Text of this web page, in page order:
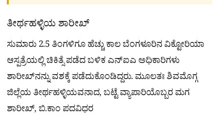
ತೀರ್ಥಹಳ್ಳಿಯ ಶಾರೀಖ್
ಸುಮಾರು 2.5 ತಿಂಗಳಿಗೂ ಹೆಚ್ಚು ಕಾಲ ಬೆಂಗಳೂರಿನ ವಿಕ್ಟೋರಿಯಾ
ಆಸ್ಪತ್ರೆಯಲ್ಲಿ ಚಿಕಿತ್ಸೆ ಪಡೆದ ಬಳಿಕ ಎನ್‌ಐಎ ಅಧಿಕಾರಿಗಳು
ಶಾರೀಖ್‌ನನ್ನು ವಶಕ್ಕೆ ಪಡೆದುಕೊಂಡಿದ್ದರು. ಮೂಲತಃ ಶಿವಮೊಗ್ಗ
ಜಿಲ್ಲೆಯ ತೀರ್ಥಹಳ್ಳಿಯವನಾದ, ಬಟ್ಟೆ ವ್ಯಾಪಾರಿಯೊಬ್ಬರ ಮಗ
ಶಾರೀಖ್, ಬಿ.ಕಾಂ ಪದವಿಧರ